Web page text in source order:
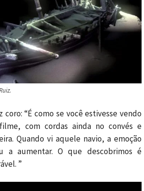
coro: “É como se você estivesse vendo
com cordas ainda no convés e
Quando vi aquele navio, a emoção
a aumentar. O que descobrimos é
”